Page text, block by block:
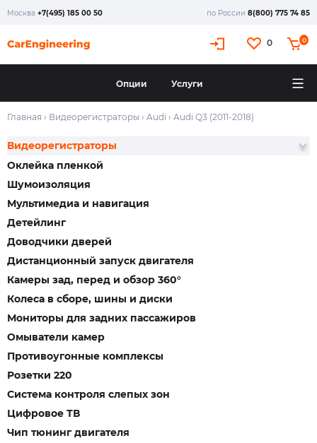
Москва +7(495) 185 00 50 по России 8(800) 775 74 85
0 0
Опции Услуги
Главная › Видеорегистраторы › Audi › Audi Q3 (2011-2018)
Оклейка пленкой
Шумоизоляция
Мультимедиа и навигация
Детейлинг
Доводчики дверей
Видеорегистраторы
Дистанционный запуск двигателя
Камеры зад, перед и обзор 360°
Колеса в сборе, шины и диски
Мониторы для задних пассажиров
Омыватели камер
Противоугонные комплексы
Розетки 220
Система контроля слепых зон
Цифровое ТВ
Чип тюнинг двигателя